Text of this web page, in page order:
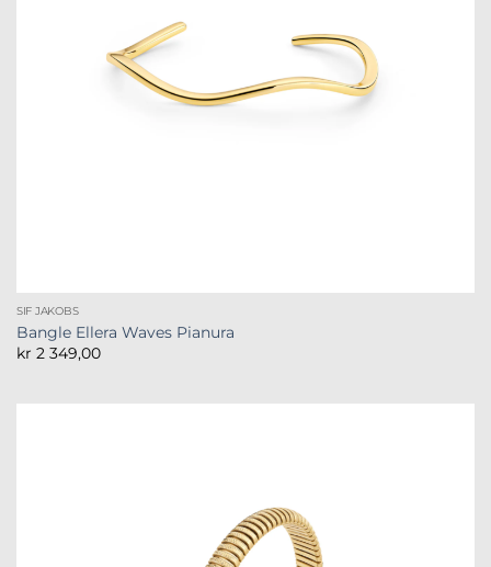
SIF JAKOBS
Bangle Ellera Waves Pianura
kr 2 349,00